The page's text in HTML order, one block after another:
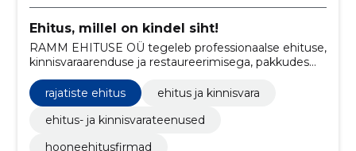
Ehitus, millel on kindel siht!
RAMM EHITUSE OÜ tegeleb professionaalse ehituse,
kinnisvaraarenduse ja restaureerimisega, pakkudes
rajatiste ehitus
ehitus ja kinnisvara
ehitus- ja kinnisvarateenused
hooneehitusfirmad